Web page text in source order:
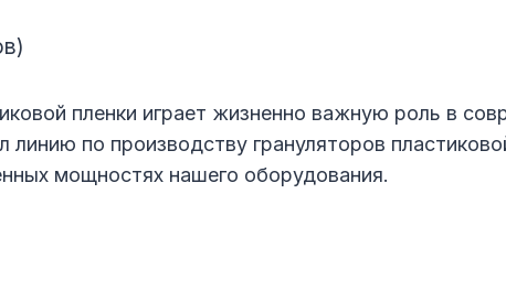
пленки играет жизненно важную роль в
линию по производству грануляторов
мощностях нашего оборудования.